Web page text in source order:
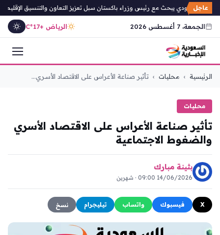
عاجل
السعودي يبحث مع رئيس وزراء باكستان سبل تعزيز التعاون والتنسيق الإقليمي
الجمعة، 7 أغسطس 2026 الرياض +17°C
التجاوز
الرئيسية › محليات › تأثير صناعة الأعراس على الاقتصاد الأسري...
محليات
تأثير صناعة الأعراس على الاقتصاد الأسري
والضغوط الاجتماعية
بثينة مبارك
14/06/2026 09:00 · شهرين
X فيسبوك واتساب تيليجرام نسخ